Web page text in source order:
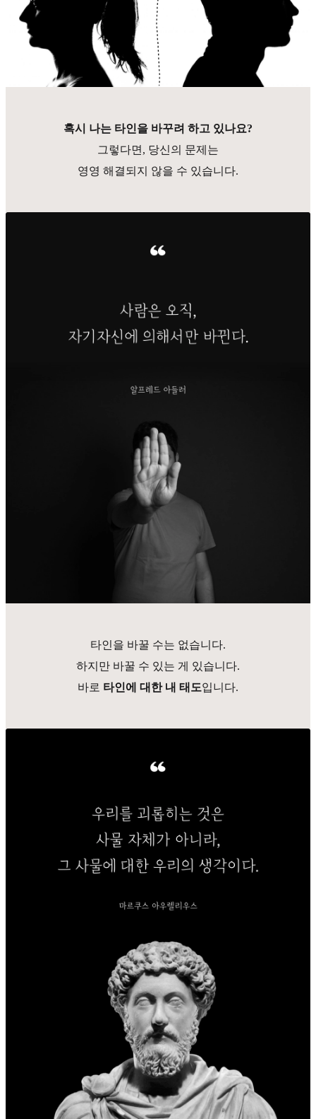
혹시 나는 타인을 바꾸려 하고 있나요?
그렇다면, 당신의 문제는
영영 해결되지 않을 수 있습니다.
타인을 바꿀 수는 없습니다.
하지만 바꿀 수 있는 게 있습니다.
바로 타인에 대한 내 태도입니다.